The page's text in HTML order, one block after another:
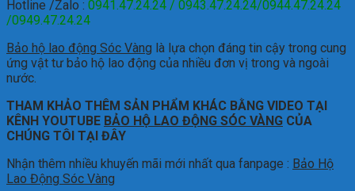
Hotline /Zalo : 0941.47.24.24 / 0943.47.24.24/0944.47.24.24
/0949.47.24.24
Bảo hộ lao động Sóc Vàng là lựa chọn đáng tin cậy trong cung
ứng vật tư bảo hộ lao động của nhiều đơn vị trong và ngoài
nước.
THAM KHẢO THÊM SẢN PHẨM KHÁC BẰNG VIDEO TẠI
KÊNH YOUTUBE BẢO HỘ LAO ĐỘNG SÓC VÀNG CỦA
CHÚNG TÔI TẠI ĐÂY
Nhận thêm nhiều khuyến mãi mới nhất qua fanpage : Bảo Hộ
Lao Động Sóc Vàng